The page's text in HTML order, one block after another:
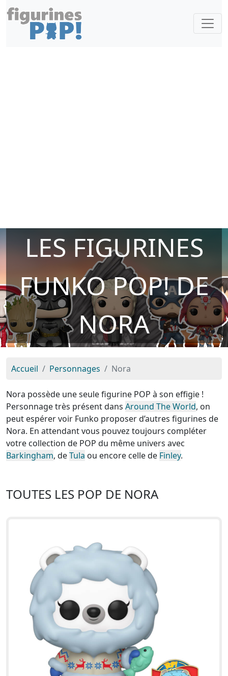
LES FIGURINES
FUNKO POP! DE
NORA
Accueil Personnages Nora
Nora possède une seule figurine POP à son effigie !
Personnage très présent dans Around The World, on
peut espérer voir Funko proposer d’autres figurines de
Nora. En attendant vous pouvez toujours compléter
votre collection de POP du même univers avec
Barkingham, deTula ou encore celle de Finley.
TOUTES LES POP DE NORA